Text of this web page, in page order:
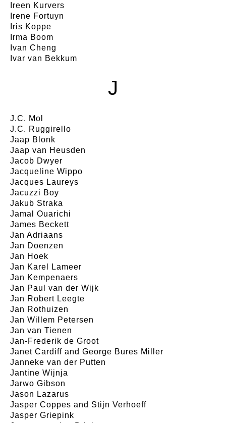
Ireen Kurvers
Irene Fortuyn
Iris Koppe
Irma Boom
Ivan Cheng
Ivar van Bekkum
J
J.C. Mol
J.C. Ruggirello
Jaap Blonk
Jaap van Heusden
Jacob Dwyer
Jacqueline Wippo
Jacques Laureys
Jacuzzi Boy
Jakub Straka
Jamal Ouarichi
James Beckett
Jan Adriaans
Jan Doenzen
Jan Hoek
Jan Karel Lameer
Jan Kempenaers
Jan Paul van der Wijk
Jan Robert Leegte
Jan Rothuizen
Jan Willem Petersen
Jan van Tienen
Jan-Frederik de Groot
Janet Cardiff and George Bures Miller
Janneke van der Putten
Jantine Wijnja
Jarwo Gibson
Jason Lazarus
Jasper Coppes and Stijn Verhoeff
Jasper Griepink